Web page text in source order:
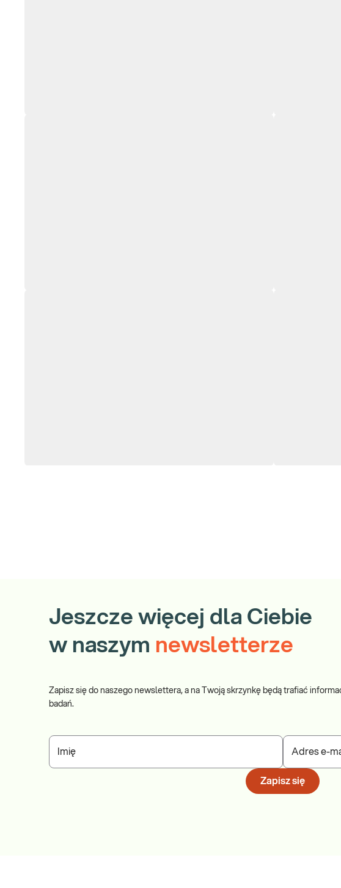
Jeszcze więcej dla Ciebie
w naszym newsletterze
Zapisz się do naszego newslettera, a na Twoją skrzynkę będą trafiać
badań.
Imię Adres e-
Zapisz się